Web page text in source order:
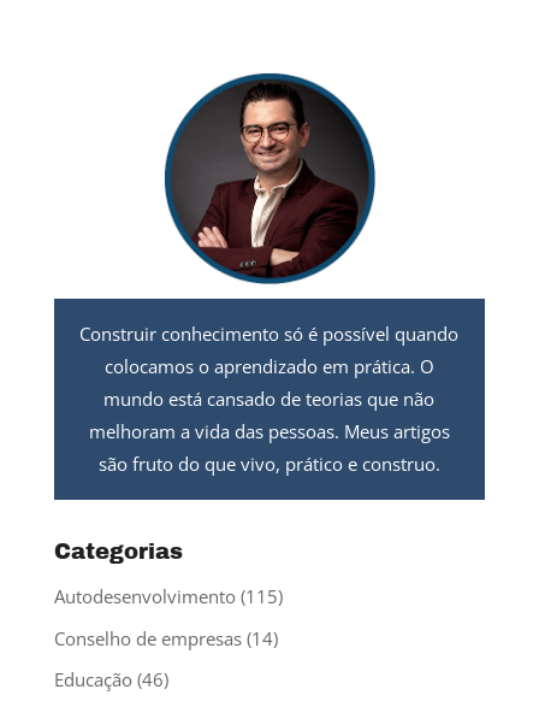
Construir conhecimento só é possível quando
colocamos o aprendizado em prática. O
mundo está cansado de teorias que não
melhoram a vida das pessoas. Meus artigos
são fruto do que vivo, prático e construo.
Categorias
Autodesenvolvimento(115)
Conselho de empresas(14)
Educação(46)